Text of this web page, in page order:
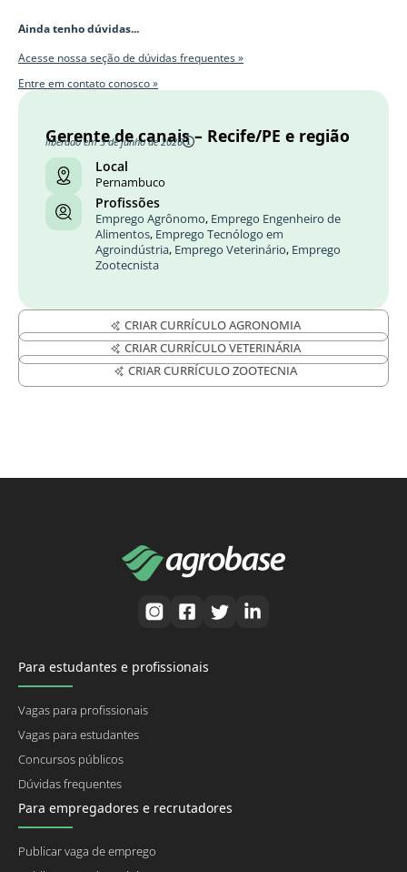
Ainda tenho dúvidas...
Acesse nossa seção de dúvidas frequentes »
Entre em contato conosco »
Gerente de canais – Recife/PE e região
liberado em 3 de junho de 2026
Local
Pernambuco
Profissões
Emprego Agrônomo, Emprego Engenheiro de
Alimentos, Emprego Tecnólogo em
Agroindústria, Emprego Veterinário, Emprego
Zootecnista
CRIAR CURRÍCULO AGRONOMIA
CRIAR CURRÍCULO VETERINÁRIA
CRIAR CURRÍCULO ZOOTECNIA
Para estudantes e profissionais
Vagas para profissionais
Vagas para estudantes
Concursos públicos
Dúvidas frequentes
Para empregadores e recrutadores
Publicar vaga de emprego